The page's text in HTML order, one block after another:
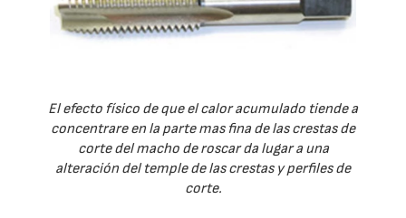
El efecto físico de que el calor acumulado tiende a
concentrare en la parte mas fina de las crestas de
corte del macho de roscar da lugar a una
alteración del temple de las crestas y perfiles de
corte.